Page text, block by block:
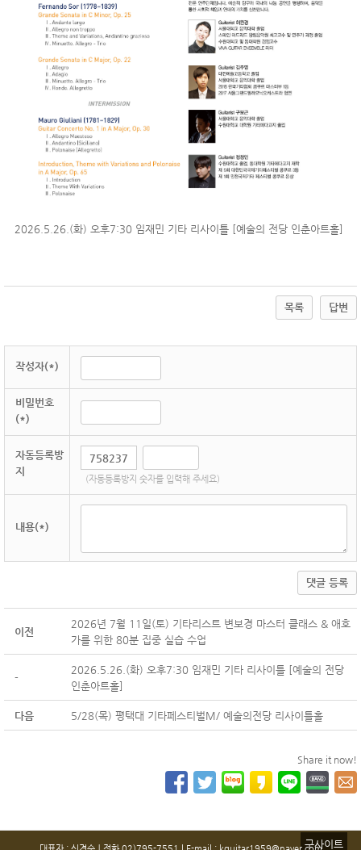
2026.5.26.(화) 오후7:30 임재민 기타 리사이틀 [예술의 전당 인춘아트홀]
목록 답변
작성자(*)
비밀번호
(*)
자동등록방
지
(자동등록방지 숫자를 입력해 주세요)
내용(*)
댓글 등록
이전
2026년 7월 11일(토) 기타리스트 변보경 마스터 클래스 & 애호
가를 위한 80분 집중 실습 수업
-
2026.5.26.(화) 오후7:30 임재민 기타 리사이틀 [예술의 전당
인춘아트홀]
다음 5/28(목) 평택대 기타페스티벌M/ 예술의전당 리사이틀홀
Share it now!
구사이트